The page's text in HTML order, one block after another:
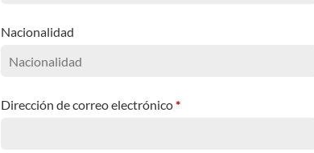
Nacionalidad
Dirección de correo electrónico*